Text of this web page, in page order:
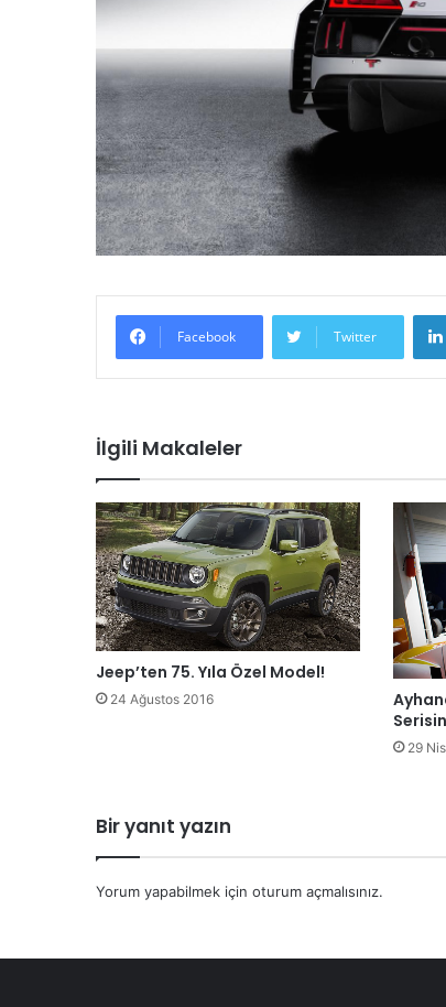
Facebook Twitter
İlgili Makaleler
Jeep’ten 75. Yıla Özel Model!
24 Ağustos 2016
29
Bir yanıt yazın
Yorum yapabilmek için oturum açmalısınız.